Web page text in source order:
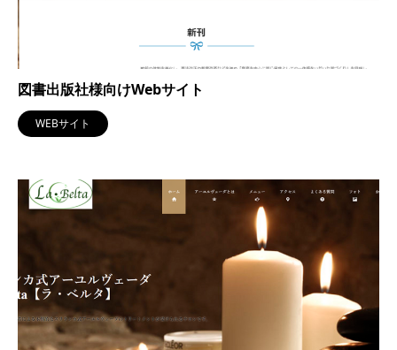
図書出版社様向けWebサイト
WEBサイト